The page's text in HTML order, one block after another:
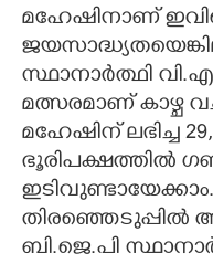
മഹേഷിനാണ്
സ്ഥാനാർത്ഥി
മത്സരമാണ് കാഴ്ച
മഹേഷിന് ലഭിച്ച
ഭൂരിപക്ഷത്തിൽ
തിരഞ്ഞെടുപ്പിൽ
ബി.ജെ.പി